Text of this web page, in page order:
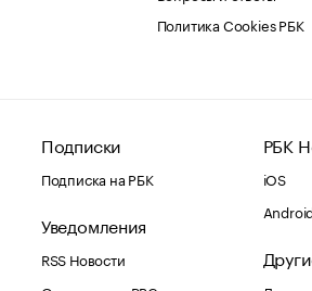
Политика Cookies РБК
Подписки
Подписка на РБК
Уведомления
RSS Новости
РБК
iOS